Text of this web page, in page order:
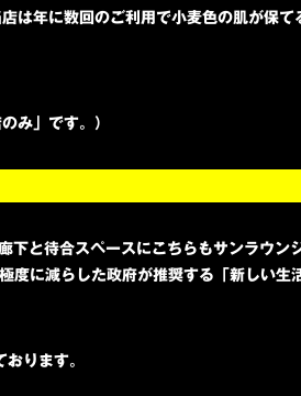
は年に数回のご利用で小麦色の肌が保て
み」です。）
と待合スペースにこちらもサンラウン
に減らした政府が推奨する「新しい生
ります。